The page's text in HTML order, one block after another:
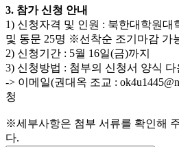
3. 참가 신청 안내
1) 신청자격 및 인원 : 북한대학원대
및 동문 25명 ※선착순 조기마감 가
2) 신청기간 : 5월 16일(금)까지
3) 신청방법 : 첨부의 신청서 양식 다
-> 이메일(권대옥 조교 :
청
※세부사항은 첨부 서류를 확인해
다.